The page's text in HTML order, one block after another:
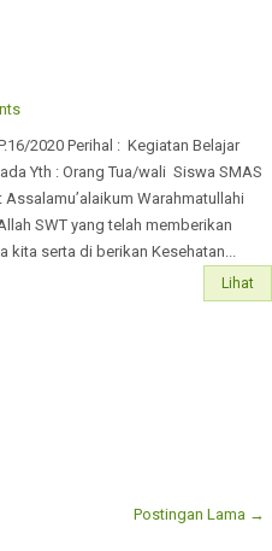
2020 Perihal : Kegiatan Belajar
Yth : Orang Tua/wali Siswa SMAS
Warahmatullahi
SWT yang telah memberikan
serta di berikan Kesehatan...
Lihat
Postingan Lama →